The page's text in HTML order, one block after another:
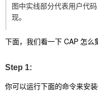
图中实线部分代表用户代
现。
下面，我们看一下 CAP 怎么
Step 1:
你可以运行下面的命令来安装